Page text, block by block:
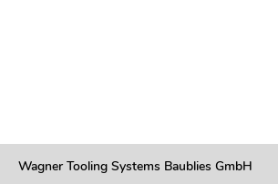
Wagner Tooling Systems Baublies GmbH